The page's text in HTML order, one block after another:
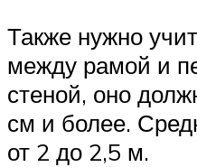
Также нужно
между рамой и
стеной, оно
см и более.
от 2 до 2,5 м.